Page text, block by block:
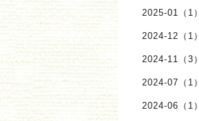
2025-01（1）
2024-12（1）
2024-11（3）
2024-07（1）
2024-06（1）